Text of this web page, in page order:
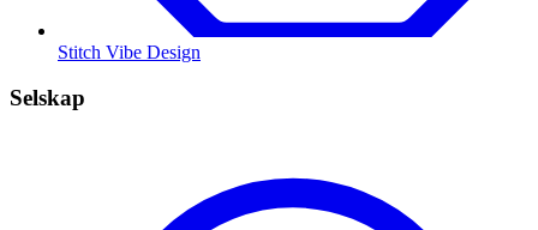
Stitch Vibe Design
Selskap